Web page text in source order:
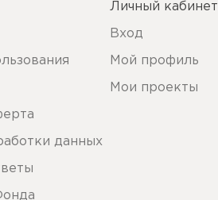
данных
Личный кабинет
Вход
Мой профиль
Мои проекты